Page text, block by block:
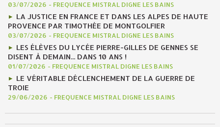
03/07/2026 - FREQUENCE MISTRAL DIGNE LES BAINS
LA JUSTICE EN FRANCE ET DANS LES ALPES DE HAUTE
PROVENCE PAR TIMOTHÉE DE MONTGOLFIER
03/07/2026 - FREQUENCE MISTRAL DIGNE LES BAINS
LES ÉLÈVES DU LYCÉE PIERRE-GILLES DE GENNES SE
DISENT À DEMAIN... DANS 10 ANS !
01/07/2026 - FREQUENCE MISTRAL DIGNE LES BAINS
LE VÉRITABLE DÉCLENCHEMENT DE LA GUERRE DE
TROIE
29/06/2026 - FREQUENCE MISTRAL DIGNE LES BAINS